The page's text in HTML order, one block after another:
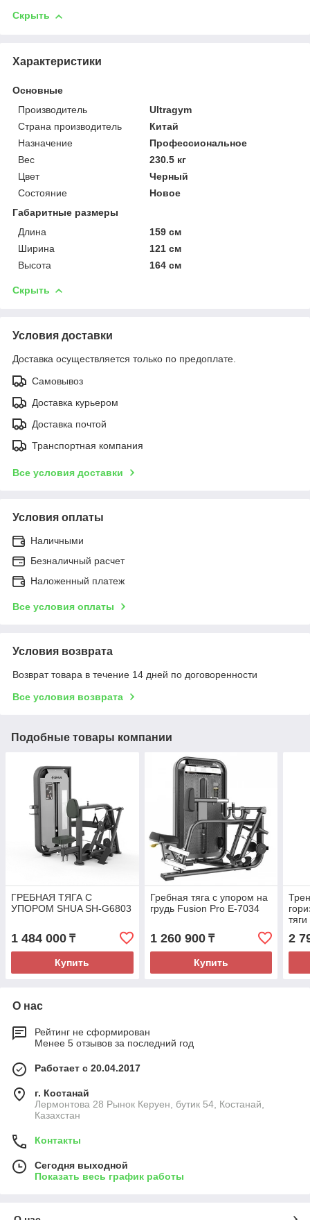
Скрыть
Характеристики
Основные
Производитель
Ultragym
Страна производитель
Китай
Назначение
Профессиональное
Вес
230.5 кг
Цвет
Черный
Состояние
Новое
Габаритные размеры
Длина
159 см
Ширина
121 см
Высота
164 см
Скрыть
Условия доставки
Доставка осуществляется только по предоплате.
Самовывоз
Доставка курьером
Доставка почтой
Транспортная компания
Все условия доставки
Условия оплаты
Наличными
Безналичный расчет
Наложенный платеж
Все условия оплаты
Условия возврата
Возврат товара в течение 14 дней по договоренности
Все условия возврата
Подобные товары компании
ГРЕБНАЯ ТЯГА С
УПОРОМ SHUA SH-G6803
1 484 000 ₸
Купить
Гребная тяга с упором на
грудь Fusion Pro E-7034
1 260 900₸
Купить
2
О нас
Рейтинг не сформирован
Менее 5 отзывов за последний год
Работает с 20.04.2017
г. Костанай
Лермонтова 28 Рынок Керуен, бутик 54, Костанай,
Казахстан
Контакты
Сегодня выходной
Показать весь график работы